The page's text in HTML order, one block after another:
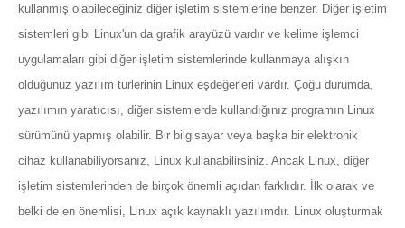
kullanmış olabileceğiniz diğer işletim sistemlerine benzer. Diğer işletim
sistemleri gibi Linux'un da grafik arayüzü vardır ve kelime işlemci
uygulamaları gibi diğer işletim sistemlerinde kullanmaya alışkın
olduğunuz yazılım türlerinin Linux eşdeğerleri vardır. Çoğu durumda,
yazılımın yaratıcısı, diğer sistemlerde kullandığınız programın Linux
sürümünü yapmış olabilir. Bir bilgisayar veya başka bir elektronik
cihaz kullanabiliyorsanız, Linux kullanabilirsiniz. Ancak Linux, diğer
işletim sistemlerinden de birçok önemli açıdan farklıdır. İlk olarak ve
belki de en önemlisi, Linux açık kaynaklı yazılımdır. Linux oluşturmak